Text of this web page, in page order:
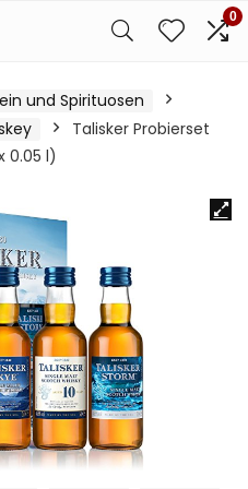
0
und Spirituosen
Talisker Probierset
0.05 l)